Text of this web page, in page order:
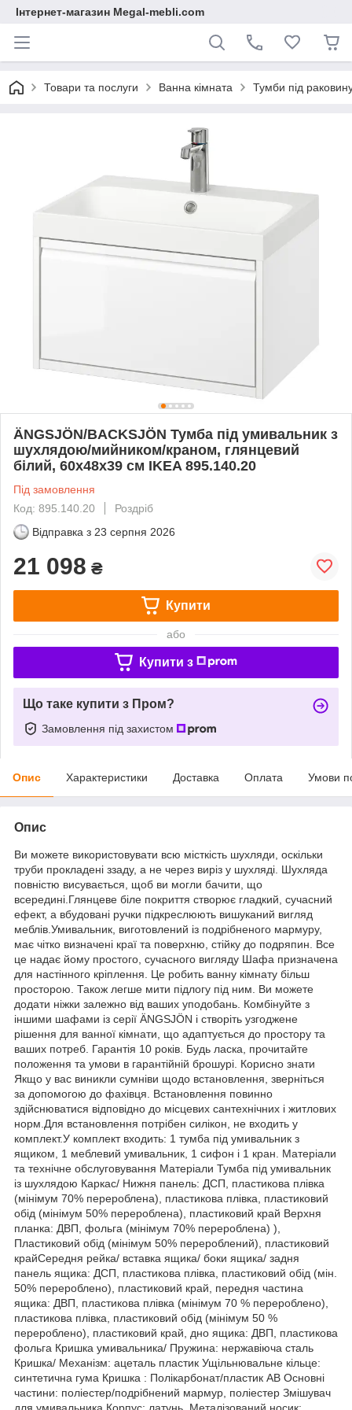
Інтернет-магазин Megal-mebli.com
Товари та послуги Ванна кімната Тумби під
ÄNGSJÖN/BACKSJÖN Тумба під умивальник з
шухлядою/мийником/краном, глянцевий
білий, 60x48x39 см IKEA 895.140.20
Під замовлення
Код: 895.140.20
Роздріб
Відправка з 23 серпня 2026
21 098 ₴
Купити
або
Купити з
Що таке купити з Пром?
Замовлення під захистом
Опис Характеристики Доставка Оплата Умови
Опис
Ви можете використовувати всю місткість шухляди, оскільки
труби прокладені ззаду, а не через виріз у шухляді. Шухляда
повністю висувається, щоб ви могли бачити, що
всередині.Глянцеве біле покриття створює гладкий, сучасний
ефект, а вбудовані ручки підкреслюють вишуканий вигляд
меблів.Умивальник, виготовлений із подрібненого мармуру,
має чітко визначені краї та поверхню, стійку до подряпин. Все
це надає йому простого, сучасного вигляду Шафа призначена
для настінного кріплення. Це робить ванну кімнату більш
просторою. Також легше мити підлогу під ним. Ви можете
додати ніжки залежно від ваших уподобань. Комбінуйте з
іншими шафами із серії ÄNGSJÖN і створіть узгоджене
рішення для ванної кімнати, що адаптується до простору та
ваших потреб. Гарантія 10 років. Будь ласка, прочитайте
положення та умови в гарантійній брошурі. Корисно знати
Якщо у вас виникли сумніви щодо встановлення, зверніться
за допомогою до фахівця. Встановлення повинно
здійснюватися відповідно до місцевих сантехнічних і житлових
норм.Для встановлення потрібен силікон, не входить у
комплект.У комплект входить: 1 тумба під умивальник з
ящиком, 1 меблевий умивальник, 1 сифон і 1 кран. Матеріали
та технічне обслуговування Матеріали Тумба під умивальник
із шухлядою Каркас/ Нижня панель: ДСП, пластикова плівка
(мінімум 70% перероблена), пластикова плівка, пластиковий
обід (мінімум 50% перероблена), пластиковий край Верхня
планка: ДВП, фольга (мінімум 70% перероблена) ),
Пластиковий обід (мінімум 50% перероблений), пластиковий
крайСередня рейка/ вставка ящика/ боки ящика/ задня
панель ящика: ДСП, пластикова плівка, пластиковий обід (мін.
50% перероблено), пластиковий край, передня частина
ящика: ДВП, пластикова плівка (мінімум 70 % перероблено),
пластикова плівка, пластиковий обід (мінімум 50 %
перероблено), пластиковий край, дно ящика: ДВП, пластикова
фольга Кришка умивальника/ Пружина: нержавіюча сталь
Кришка/ Механізм: ацеталь пластик Ущільнювальне кільце:
синтетична гума Кришка : Полікарбонат/пластик AB Основні
частини: поліестер/подрібнений мармур, поліестер Змішувач
для умивальника Корпус: латунь, Металізований носик: